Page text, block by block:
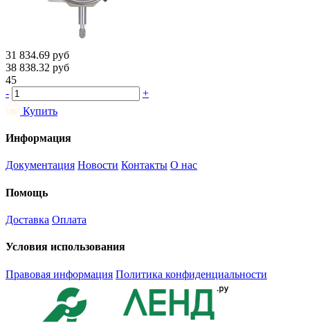
31 834.69 руб
38 838.32 руб
45
-
+
Купить
Информация
Документация Новости Контакты О нас
Помощь
Доставка Оплата
Условия использования
Правовая информация Политика конфиденциальности